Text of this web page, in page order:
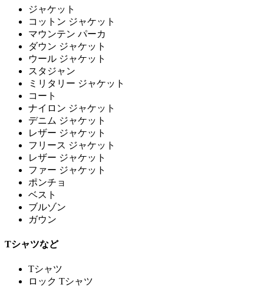
ジャケット
コットン ジャケット
マウンテン パーカ
ダウン ジャケット
ウール ジャケット
スタジャン
ミリタリー ジャケット
コート
ナイロン ジャケット
デニム ジャケット
レザー ジャケット
フリース ジャケット
レザー ジャケット
ファー ジャケット
ポンチョ
ベスト
ブルゾン
ガウン
Tシャツなど
Tシャツ
ロック Tシャツ